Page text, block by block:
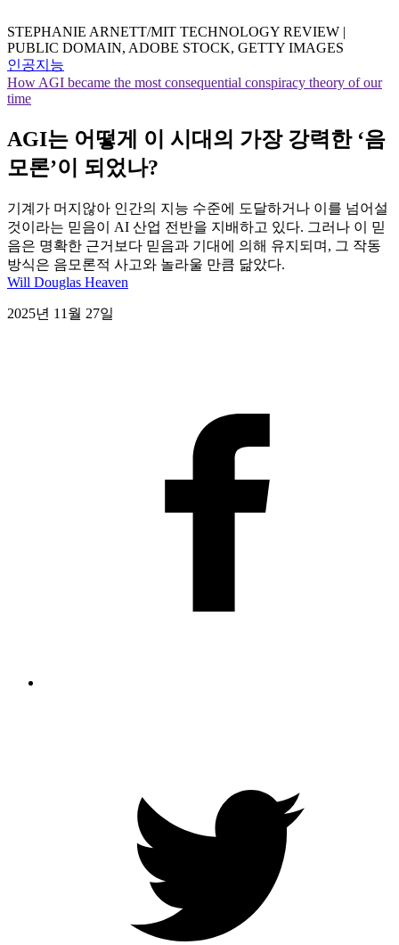
STEPHANIE ARNETT/MIT TECHNOLOGY REVIEW |
PUBLIC DOMAIN, ADOBE STOCK, GETTY IMAGES
인공지능
How AGI became the most consequential conspiracy theory of our
time
AGI는 어떻게 이 시대의 가장 강력한 ‘음
모론’이 되었나?
기계가 머지않아 인간의 지능 수준에 도달하거나 이를 넘어설
것이라는 믿음이 AI 산업 전반을 지배하고 있다. 그러나 이 믿
음은 명확한 근거보다 믿음과 기대에 의해 유지되며, 그 작동
방식은 음모론적 사고와 놀라울 만큼 닮았다.
Will Douglas Heaven
2025년 11월 27일